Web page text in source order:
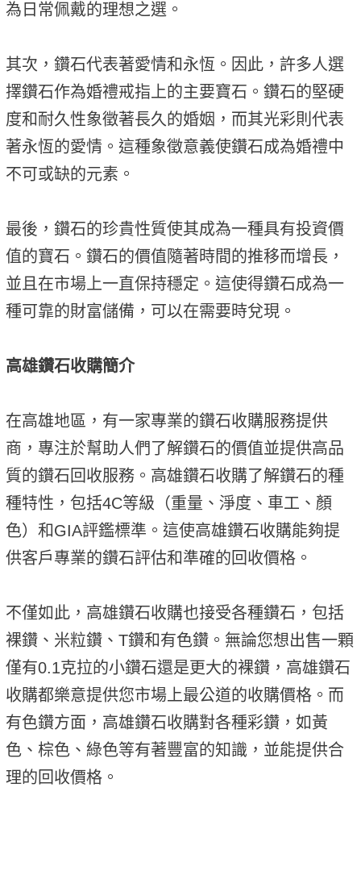
為日常佩戴的理想之選。
其次，鑽石代表著愛情和永恆。因此，許多人選
擇鑽石作為婚禮戒指上的主要寶石。鑽石的堅硬
度和耐久性象徵著長久的婚姻，而其光彩則代表
著永恆的愛情。這種象徵意義使鑽石成為婚禮中
不可或缺的元素。
最後，鑽石的珍貴性質使其成為一種具有投資價
值的寶石。鑽石的價值隨著時間的推移而增長，
並且在市場上一直保持穩定。這使得鑽石成為一
種可靠的財富儲備，可以在需要時兌現。
高雄鑽石收購簡介
在高雄地區，有一家專業的鑽石收購服務提供
商，專注於幫助人們了解鑽石的價值並提供高品
質的鑽石回收服務。高雄鑽石收購了解鑽石的種
種特性，包括4C等級（重量、淨度、車工、顏
色）和GIA評鑑標準。這使高雄鑽石收購能夠提
供客戶專業的鑽石評估和準確的回收價格。
不僅如此，高雄鑽石收購也接受各種鑽石，包括
裸鑽、米粒鑽、T鑽和有色鑽。無論您想出售一顆
僅有0.1克拉的小鑽石還是更大的裸鑽，高雄鑽石
收購都樂意提供您市場上最公道的收購價格。而
有色鑽方面，高雄鑽石收購對各種彩鑽，如黃
色、棕色、綠色等有著豐富的知識，並能提供合
理的回收價格。